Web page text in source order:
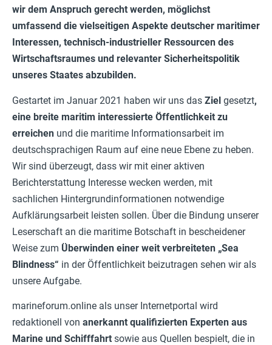
wir dem Anspruch gerecht werden, möglichst
umfassend die vielseitigen Aspekte deutscher maritimer
Interessen, technisch-industrieller Ressourcen des
Wirtschaftsraumes und relevanter Sicherheitspolitik
unseres Staates abzubilden.
Gestartet im Januar 2021 haben wir uns das Ziel gesetzt,
eine breite maritim interessierte Öffentlichkeit zu
erreichen und die maritime Informationsarbeit im
deutschsprachigen Raum auf eine neue Ebene zu heben.
Wir sind überzeugt, dass wir mit einer aktiven
Berichterstattung Interesse wecken werden, mit
sachlichen Hintergrundinformationen notwendige
Aufklärungsarbeit leisten sollen. Über die Bindung unserer
Leserschaft an die maritime Botschaft in bescheidener
Weise zum Überwinden einer weit verbreiteten „Sea
Blindness“ in der Öffentlichkeit beizutragen sehen wir als
unsere Aufgabe.
marineforum.online als unser Internetportal wird
redaktionell von anerkannt qualifizierten Experten aus
Marine und Schifffahrt sowie aus Quellen bespielt, die in